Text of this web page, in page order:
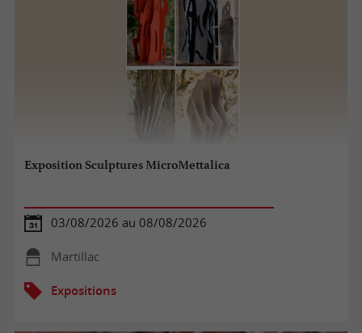
Exposition Sculptures MicroMettalica
03/08/2026 au 08/08/2026
Martillac
Expositions